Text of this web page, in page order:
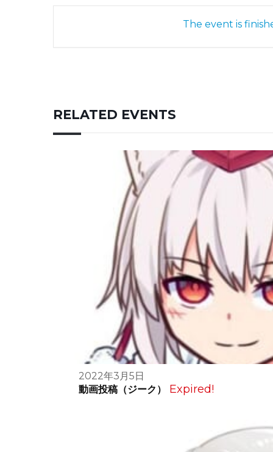
The event is
RELATED EVENTS
2022年3月5日
動画投稿（ジーク）
Expired!